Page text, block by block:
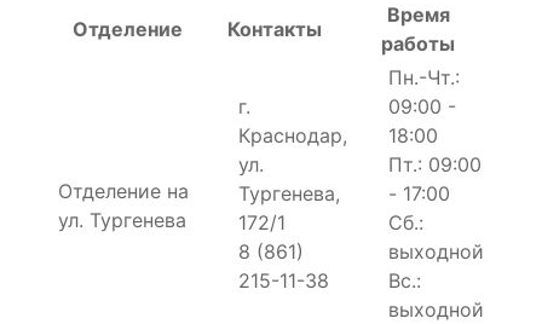
Отделение Контакты
Время
работы
Отделение на
ул. Тургенева
г.
Краснодар,
ул.
Тургенева,
172/1
8 (861)
215-11-38
Пн.-Чт.:
09:00 -
18:00
Пт.: 09:00
- 17:00
Сб.:
выходной
Вс.:
выходной